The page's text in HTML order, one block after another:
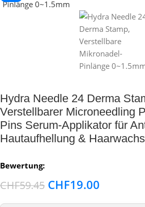
Hydra Needle 24 Derma
Verstellbarer Microneedling
Pins Serum-Applikator für
Hautaufhellung &
Bewertung:
CHF59.45 CHF19.00